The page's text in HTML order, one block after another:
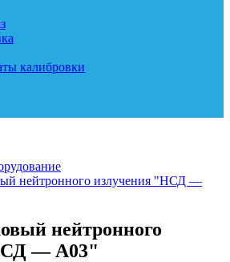
калибровки
нейтронного излучения "НСД —
нейтронного
— А03"